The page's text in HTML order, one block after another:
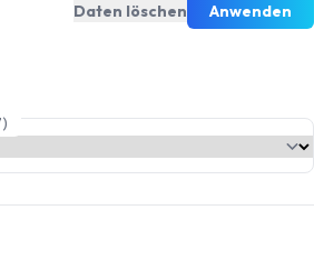
Daten löschen Anwenden